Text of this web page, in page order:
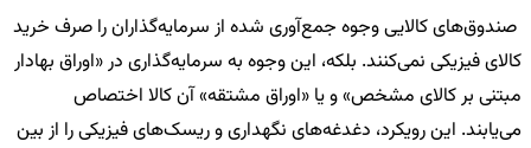
صندوق‌های کالایی وجوه جمع‌آوری شده از سرمایه‌گذاران را صرف خرید
کالای فیزیکی نمی‌کنند. بلکه، این وجوه به سرمایه‌گذاری در «اوراق بهادار
مبتنی بر کالای مشخص» و یا «اوراق مشتقه» آن کالا اختصاص
می‌یابند. این رویکرد، دغدغه‌های نگهداری و ریسک‌های فیزیکی را از بین